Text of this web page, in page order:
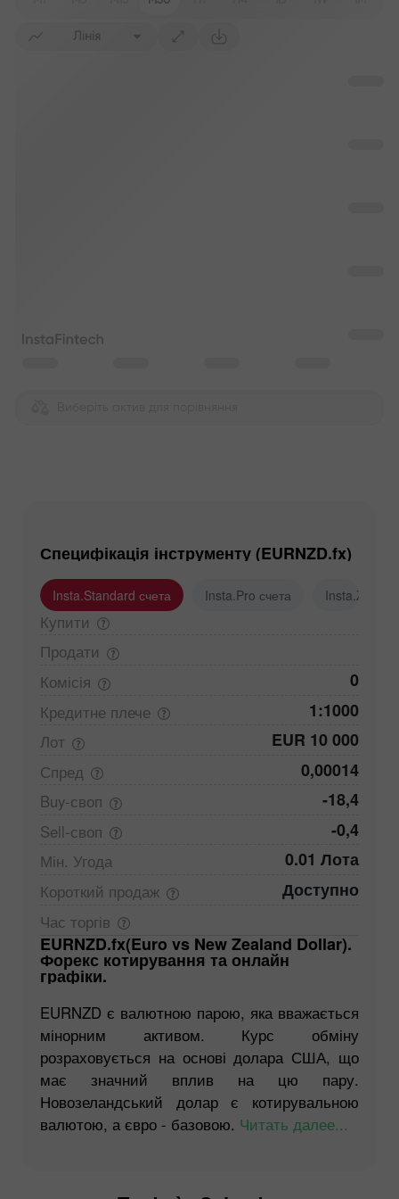
Лінія
Специфікація інструменту (EURNZD.fx)
Insta.Standard счета Insta.Pro счета Insta.Zero
Купити
Продати
Комісія
0
Кредитне плече 1:1000
Лот EUR 10 000
Спред 0,00014
Buy-своп -18,4
Sell-своп -0,4
Мін. Угода 0.01 Лота
Короткий продаж Доступно
Час торгів
EURNZD.fx(Euro vs New Zealand Dollar).
Форекс котирування та онлайн
графіки.
EURNZD є валютною парою, яка вважається
мінорним активом. Курс обміну
розраховується на основі долара США, що
має значний вплив на цю пару.
Новозеландський долар є котирувальною
валютою, а євро - базовою. Читать далее...